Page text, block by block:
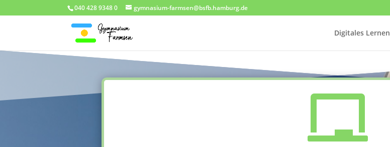
040 428 9348 0 gymnasium-farmsen@bsfb.hamburg.de
Digitales Lernen
